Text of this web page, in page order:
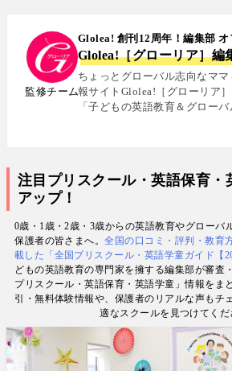
スペイン語・中国語・日本語の
中の女性や母親と対話・取材を
リンガル育児、おうち英語、
話に関する実体験に基づく信頼
している. 著書に『子育てツイ
経、AERA、NewsPicksなどで
監修チーム
Glolea! 創刊12周年！編集部 オ
Glolea!［グローリア］編
ちょっとグローバル志向なマ
報サイトGlolea!［グローリア
「子どもの英語教育＆グロー
専門メディア. 英語にはじめて
800名にグローバル教育を実践
で子育て中のワーキングママ
数. 日経・AERA with kids・
情報提供・寄稿・監修実績も豊
未来をつなぐ情報ハブ”です。
注目プリスクール・英語保育・
アップ！
0歳・1歳・2歳・3歳からの英語教育やグローバ
保護者の皆さまへ。全国の口コミ・評判・教育
載した「全国プリスクール・英語学童ガイド【
どもの英語教育の専門家を擁する編集部が審査
プリスクール・英語保育・英語学童」情報をま
引・無料体験情報や、保護者のリアルな声もチ
適なスクールを見つけてくだ